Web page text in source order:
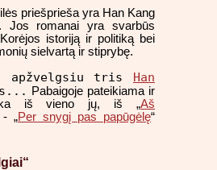
priešprieša yra Han Kang
Jos romanai yra svarbūs
istoriją ir politiką bei
sielvartą ir stiprybę.
apžvelgsiu tris Han
Pabaigoje pateikiama ir
iš vieno jų, iš „Aš
- „Per snygį pas papūgėlę“